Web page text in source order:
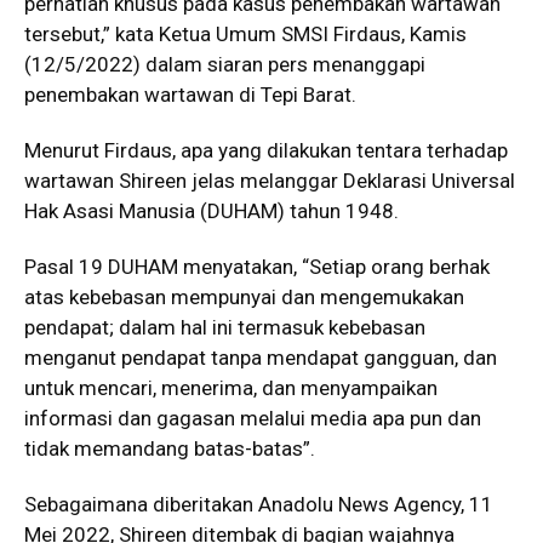
tersebut,” kata Ketua Umum SMSI Firdaus, Kamis
(12/5/2022) dalam siaran pers menanggapi
penembakan wartawan di Tepi Barat.
Menurut Firdaus, apa yang dilakukan tentara terhadap
wartawan Shireen jelas melanggar Deklarasi Universal
Hak Asasi Manusia (DUHAM) tahun 1948.
Pasal 19 DUHAM menyatakan, “Setiap orang berhak
atas kebebasan mempunyai dan mengemukakan
pendapat; dalam hal ini termasuk kebebasan
menganut pendapat tanpa mendapat gangguan, dan
untuk mencari, menerima, dan menyampaikan
informasi dan gagasan melalui media apa pun dan
tidak memandang batas-batas”.
Sebagaimana diberitakan Anadolu News Agency, 11
Mei 2022, Shireen ditembak di bagian wajahnya